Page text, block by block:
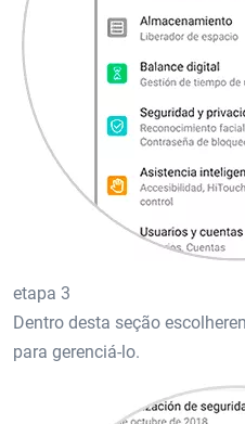
etapa 3
Dentro desta seção
para gerenciá-lo.